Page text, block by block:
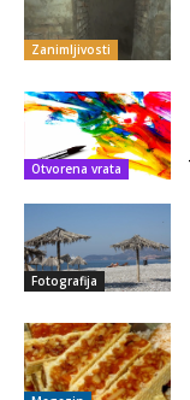
Zanimljivosti
Otvorena vrata
Fotografija